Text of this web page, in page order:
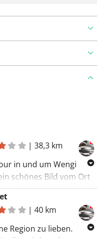
|38,3 km
in und um Wengi
schönes Bild vom Ort
Angenehmes
Seeland. Bestimmt
KUFA Lyss. Wenig
Sie entlang dieser
|40 km
Region zu lieben.